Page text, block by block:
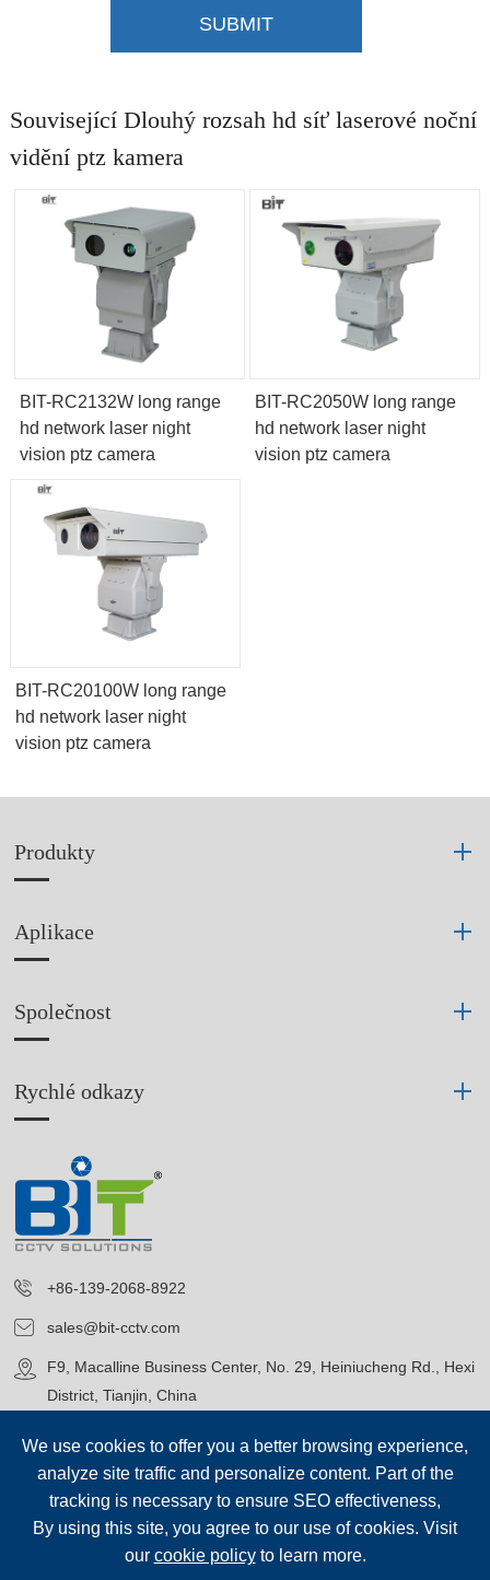
SUBMIT
Související Dlouhý rozsah hd síť laserové noční
vidění ptz kamera
BIT-RC2132W long range
hd network laser night
vision ptz camera
BIT-RC2050W long range
hd network laser night
vision ptz camera
BIT-RC20100W long range
hd network laser night
vision ptz camera
Produkty
Aplikace
Společnost
Rychlé odkazy
+86-139-2068-8922
sales@bit-cctv.com
F9, Macalline Business Center, No. 29, Heiniucheng Rd., Hexi
District, Tianjin, China
Copyright© Blue Icon (Tianjin) Technology Co., Ltd.
práva vyhrazena.
We use cookies to offer you a better browsing experience,
analyze site traffic and personalize content. Part of the
tracking is necessary to ensure SEO effectiveness,
By using this site, you agree to our use of cookies. Visit
our cookie policyto learn more.